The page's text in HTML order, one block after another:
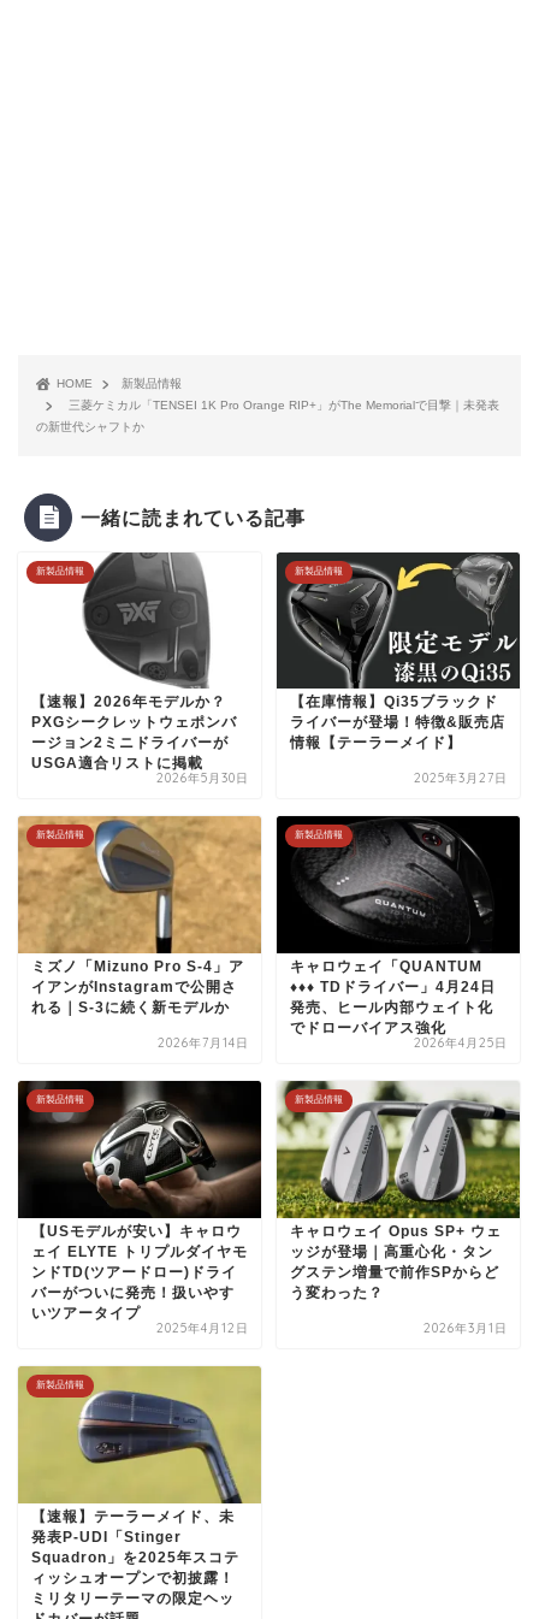
HOME
新製品情報
三菱ケミカル「TENSEI 1K Pro Orange RIP+」がThe Memorialで目撃｜未発表
の新世代シャフトか
一緒に読まれている記事
新製品情報
【速報】2026年モデルか？
PXGシークレットウェポンバ
ージョン2ミニドライバーが
USGA適合リストに掲載
2026年5月30日
新製品情報
【在庫情報】Qi35ブラックド
ライバーが登場！特徴&販売店
情報【テーラーメイド】
2025年3月27日
新製品情報
ミズノ「Mizuno Pro S-4」ア
イアンがInstagramで公開さ
れる｜S-3に続く新モデルか
2026年7月14日
新製品情報
キャロウェイ「QUANTUM
♦♦♦ TDドライバー」4月24日
発売、ヒール内部ウェイト化
でドローバイアス強化
2026年4月25日
新製品情報
【USモデルが安い】キャロウ
ェイ ELYTE トリプルダイヤモ
ンドTD(ツアードロー)ドライ
バーがついに発売！扱いやす
いツアータイプ
2025年4月12日
新製品情報
キャロウェイ Opus SP+ ウェ
ッジが登場｜高重心化・タン
グステン増量で前作SPからど
う変わった？
2026年3月1日
新製品情報
【速報】テーラーメイド、未
発表P-UDI「Stinger
Squadron」を2025年スコテ
ィッシュオープンで初披露！
ミリタリーテーマの限定ヘッ